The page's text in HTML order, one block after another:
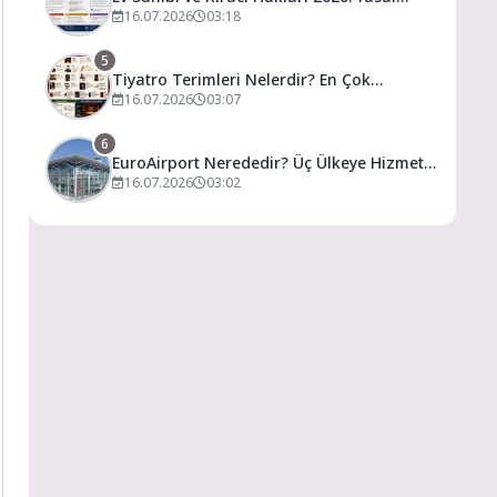
Haklarınız, Kira Artış Sınırları ve Bilmeniz
16.07.2026 03:18
5
Tiyatro Terimleri Nelerdir? En Çok
Kullanılan Tiyatro Kavramları ve Anlamları
16.07.2026 03:07
6
EuroAirport Nerededir? Üç Ülkeye Hizmet
Veren Eşsiz Havalimanı Rehberi
16.07.2026 03:02